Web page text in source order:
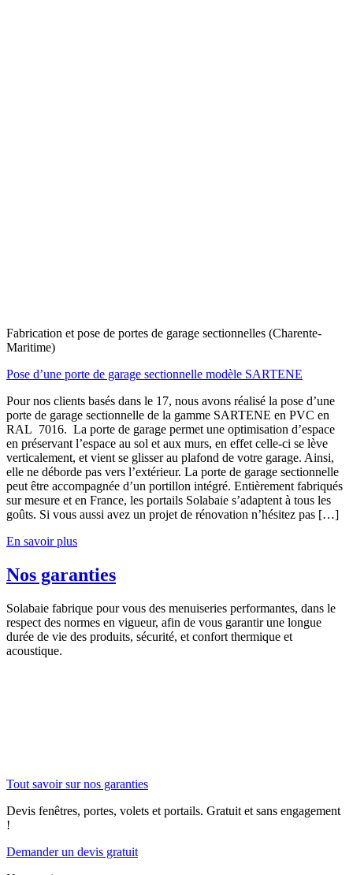
Fabrication et pose de portes de garage sectionnelles (Charente-
Maritime)
Pose d’une porte de garage sectionnelle modèle SARTENE
Pour nos clients basés dans le 17, nous avons réalisé la pose d’une
porte de garage sectionnelle de la gamme SARTENE en PVC en
RAL 7016. La porte de garage permet une optimisation d’espace
en préservant l’espace au sol et aux murs, en effet celle-ci se lève
verticalement, et vient se glisser au plafond de votre garage. Ainsi,
elle ne déborde pas vers l’extérieur. La porte de garage sectionnelle
peut être accompagnée d’un portillon intégré. Entièrement fabriqués
sur mesure et en France, les portails Solabaie s’adaptent à tous les
goûts. Si vous aussi avez un projet de rénovation n’hésitez pas […]
En savoir plus
Nos garanties
Solabaie fabrique pour vous des menuiseries performantes, dans le
respect des normes en vigueur, afin de vous garantir une longue
durée de vie des produits, sécurité, et confort thermique et
acoustique.
Tout savoir sur nos garanties
Devis fenêtres, portes, volets et portails. Gratuit et sans engagement
!
Demander un devis gratuit